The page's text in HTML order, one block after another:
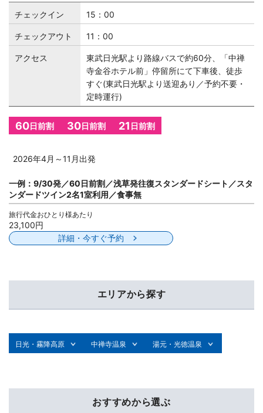
チェックイン 15：00
チェックアウト 11：00
アクセス
東武日光駅より路線バスで約60分、「中禅
寺金谷ホテル前」停留所にて下車後、徒歩
すぐ(東武日光駅より送迎あり／予約不要・
定時運行)
60日前割 30日前割 21 日前割
2026年4月～11月出発
一例：9/30発／60日前割／浅草発往復スタンダードシート／スタ
ンダードツイン2名1室利用／食事無
旅行代金おひとり様あたり
23,100円
詳細・今すぐ予約
エリアから探す
日光・霧降高原 中禅寺温泉 湯元・光徳温泉
おすすめから選ぶ